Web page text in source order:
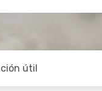
útil